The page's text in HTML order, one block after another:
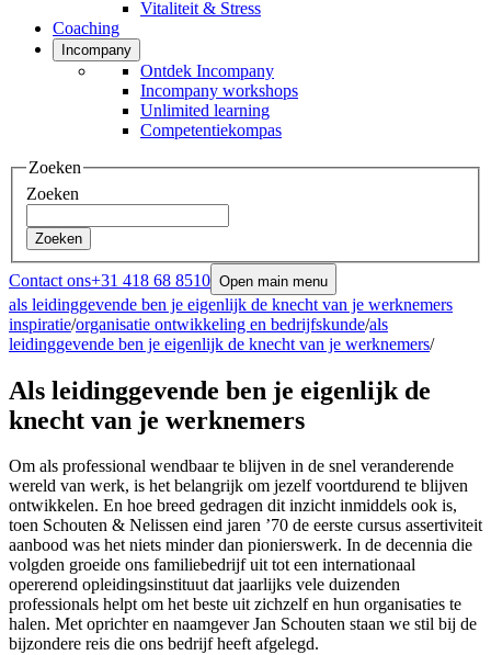
Vitaliteit & Stress
Coaching
Incompany
Ontdek Incompany
Incompany workshops
Unlimited learning
Competentiekompas
Zoeken
Zoeken
Zoeken
Contact ons+31 418 68 8510 Open main menu
als leidinggevende ben je eigenlijk de knecht van je werknemers
inspiratie/organisatie ontwikkeling en bedrijfskunde/als
leidinggevende ben je eigenlijk de knecht van je werknemers/
Als leidinggevende ben je eigenlijk de
knecht van je werknemers
Om als professional wendbaar te blijven in de snel veranderende
wereld van werk, is het belangrijk om jezelf voortdurend te blijven
ontwikkelen. En hoe breed gedragen dit inzicht inmiddels ook is,
toen Schouten & Nelissen eind jaren ’70 de eerste cursus assertiviteit
aanbood was het niets minder dan pionierswerk. In de decennia die
volgden groeide ons familiebedrijf uit tot een internationaal
opererend opleidingsinstituut dat jaarlijks vele duizenden
professionals helpt om het beste uit zichzelf en hun organisaties te
halen. Met oprichter en naamgever Jan Schouten staan we stil bij de
bijzondere reis die ons bedrijf heeft afgelegd.